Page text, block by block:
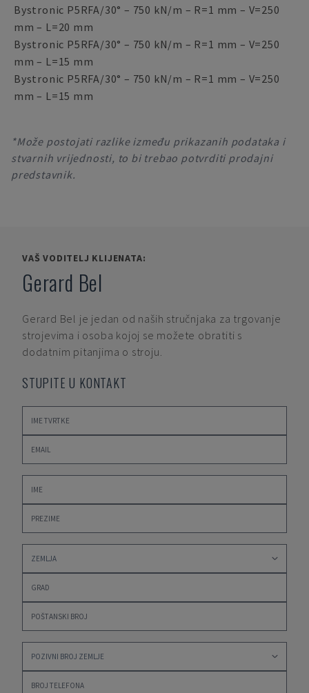
Bystronic P5RFA/30° – 750 kN/m – R=1 mm – V=250
mm – L=20 mm
Bystronic P5RFA/30° – 750 kN/m – R=1 mm – V=250
mm – L=15 mm
Bystronic P5RFA/30° – 750 kN/m – R=1 mm – V=250
mm – L=15 mm
*Može postojati razlike između prikazanih podataka i
stvarnih vrijednosti, to bi trebao potvrditi prodajni
predstavnik.
VAŠ VODITELJ KLIJENATA:
Gerard Bel
Gerard Bel je jedan od naših stručnjaka za trgovanje
strojevima i osoba kojoj se možete obratiti s
dodatnim pitanjima o stroju.
STUPITE U KONTAKT